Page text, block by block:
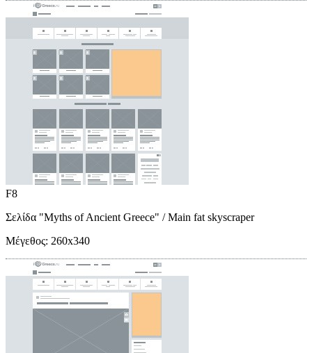
F8
Σελίδα "Myths of Ancient Greece" / Main fat skyscraper
Μέγεθος: 260x340